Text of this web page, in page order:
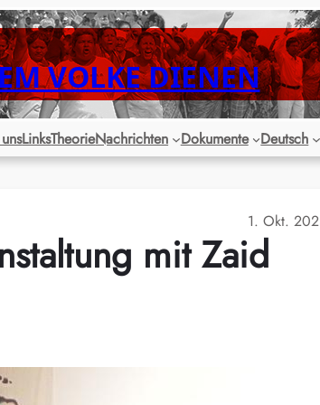
VOLKE DIENEN
LinksTheorieNachrichten Dokumente Deutsch
1. Okt.
mit Zaid